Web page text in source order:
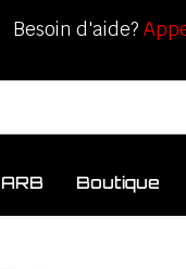
Besoin d'aide?
ARB Boutique